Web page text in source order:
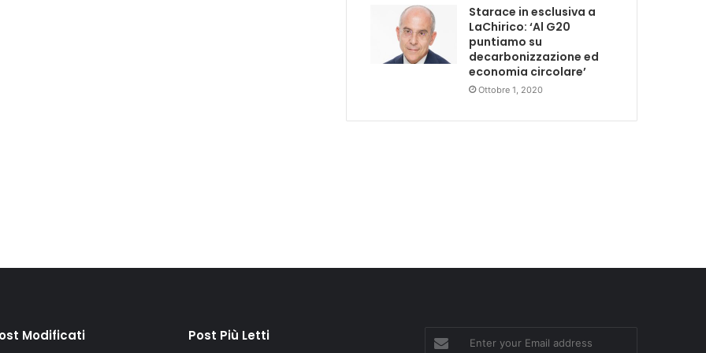
Starace in esclusiva a
LaChirico: ‘Al G20
puntiamo su
decarbonizzazione ed
economia circolare’
Ottobre 1, 2020
Modificati Post Più Letti
Enter